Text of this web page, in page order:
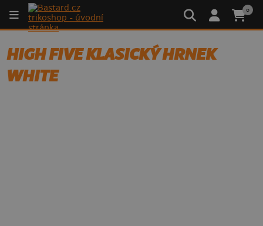
0
HIGH FIVE KLASICKÝ HRNEK
WHITE